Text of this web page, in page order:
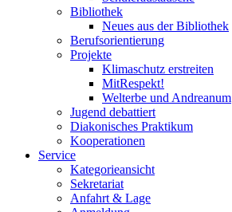
Bibliothek
Neues aus der Bibliothek
Berufsorientierung
Projekte
Klimaschutz erstreiten
MitRespekt!
Welterbe und Andreanum
Jugend debattiert
Diakonisches Praktikum
Kooperationen
Service
Kategorieansicht
Sekretariat
Anfahrt & Lage